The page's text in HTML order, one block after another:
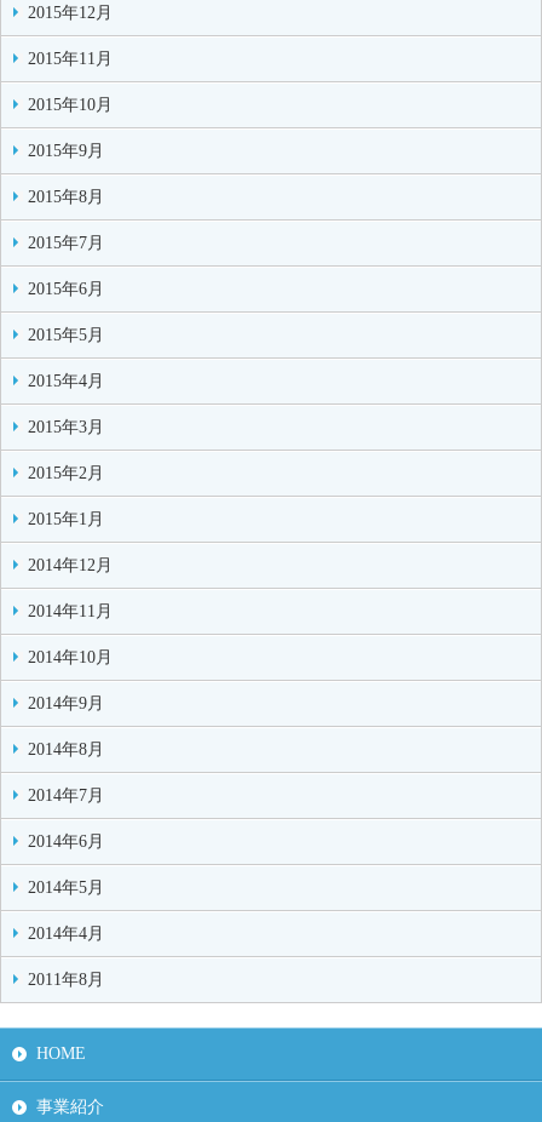
2015年12月
2015年11月
2015年10月
2015年9月
2015年8月
2015年7月
2015年6月
2015年5月
2015年4月
2015年3月
2015年2月
2015年1月
2014年12月
2014年11月
2014年10月
2014年9月
2014年8月
2014年7月
2014年6月
2014年5月
2014年4月
2011年8月
HOME
事業紹介